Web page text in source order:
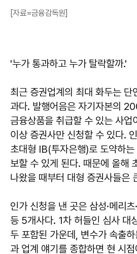
[자료=금융감독원]
'누가 통과하고 누가 탈락할까.'
최근 증권업계의 최대 화두는 단
과다. 발행어음은 자기자본의
금융상품을 취급할 수 있는 사
이상 증권사만 신청할 수 있다.
초대형 IB(투자은행)로 도약하
보할 수 있게 된다. 때문에 올해
나왔을 때부터 대형 증권사들은
인가 신청을 낸 곳은 삼성·메리츠
등 5개사다. 1차 허들인 심사 대
두 포함된 가운데, 변수가 속출
과 업계 얘기를 종합하면 현 시